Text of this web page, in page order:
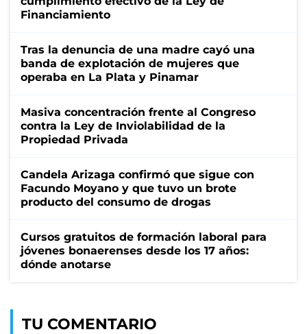
Financiamiento
Tras la denuncia de una madre cayó una
banda de explotación de mujeres que
operaba en La Plata y Pinamar
Masiva concentración frente al Congreso
contra la Ley de Inviolabilidad de la
Propiedad Privada
Candela Arizaga confirmó que sigue con
Facundo Moyano y que tuvo un brote
producto del consumo de drogas
Cursos gratuitos de formación laboral para
jóvenes bonaerenses desde los 17 años:
dónde anotarse
TU COMENTARIO